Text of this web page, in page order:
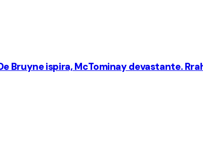
Bruyne ispira, McTominay devastante.